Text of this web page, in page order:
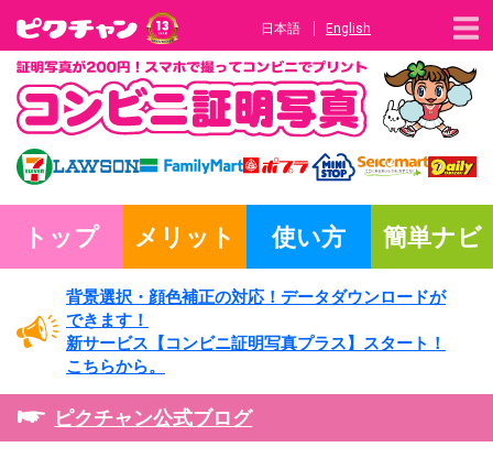
日本語 English
トップ メリット 使い方 簡単ナビ
背景選択・ 顔色補正の対応！ データダウンロードが
できます！
新サービス 【コンビニ証明写真プラス】
スタート！
こちらから。
ピクチャン公式ブログ